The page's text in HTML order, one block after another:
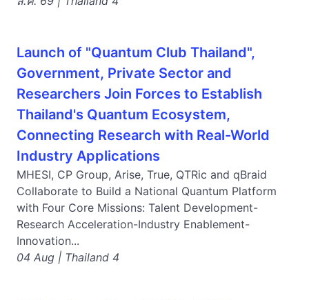
Launch of "Quantum Club Thailand",
Government, Private Sector and
Researchers Join Forces to Establish
Thailand's Quantum Ecosystem,
Connecting Research with Real-World
Industry Applications
MHESI, CP Group, Arise, True, QTRic and qBraid
Collaborate to Build a National Quantum Platform
with Four Core Missions: Talent Development-
Research Acceleration-Industry Enablement-
Innovation...
04 Aug | Thailand 4